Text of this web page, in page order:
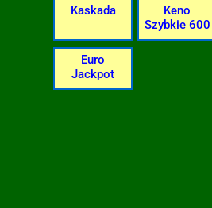
Kaskada
Keno
Szybkie 600
Euro
Jackpot